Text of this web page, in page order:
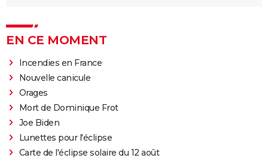
EN CE MOMENT
Incendies en France
Nouvelle canicule
Orages
Mort de Dominique Frot
Joe Biden
Lunettes pour l'éclipse
Carte de l'éclipse solaire du 12 août